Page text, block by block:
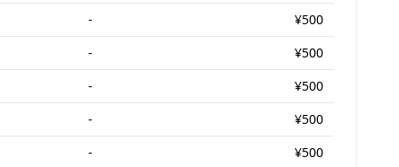
-
¥500
-
¥500
-
¥500
-
¥500
-
¥500